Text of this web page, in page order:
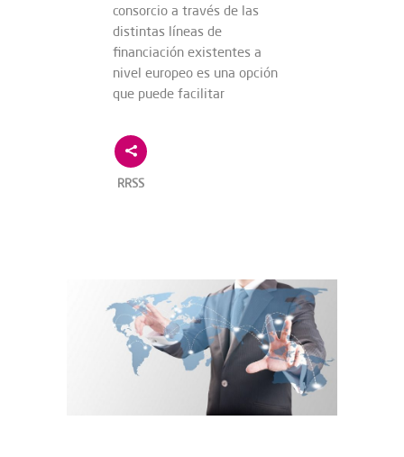
consorcio a través de las
distintas líneas de
financiación existentes a
nivel europeo es una opción
que puede facilitar
RRSS